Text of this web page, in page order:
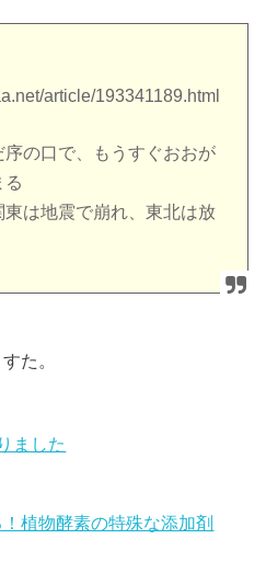
article/193341189.html
序の口で、もうすぐおおが
る
東は地震で崩れ、東北は放
た。
ました
植物酵素の特殊な添加剤